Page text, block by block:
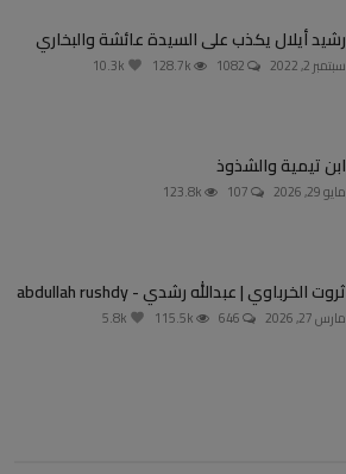
رشيد أيلال يكذب على السيدة عائشة والبخاري
سبتمبر 2, 2022
ابن تيمية والشذوذ
مايو 29, 2026
ثروت الخرباوي | عبدالله رشدي - abdullah rushdy
مارس 27, 2026